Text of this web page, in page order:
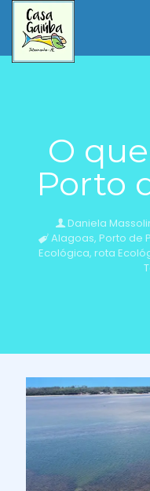
O
Porto
Daniela
Alagoas, Porto de
Ecológica, rota